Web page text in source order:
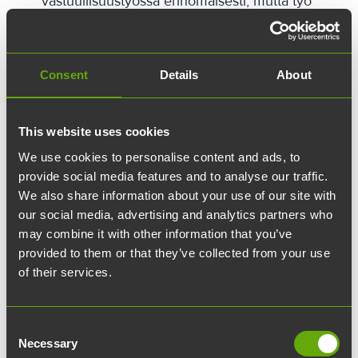
Consent Details About
This website uses cookies
We use cookies to personalise content and ads, to
provide social media features and to analyse our traffic.
We also share information about your use of our site with
our social media, advertising and analytics partners who
may combine it with other information that you’ve
provided to them or that they’ve collected from your use
of their services.
Selection
Necessary
jatkuu yhä, sillä yhtiön tavoitteena on olla
hiilineutraali vuoteen 2029 mennessä.